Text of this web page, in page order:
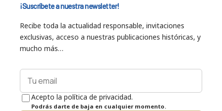
¡Suscríbete a nuestra newsletter!
Recibe toda la actualidad responsable, invitaciones
exclusivas, acceso a nuestras publicaciones históricas, y
mucho más…
Acepto la política de privacidad.
Podrás darte de baja en cualquier momento.